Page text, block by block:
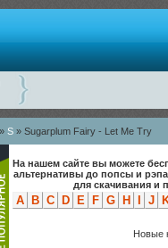
» S » Sugarplum Fairy - Let Me Try
На нашем сайте вы можете
альтернативы до попсы и
для скачивания и
A B C D E F G H J
Новые